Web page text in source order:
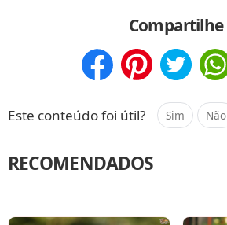
Compartilhe
Este conteúdo foi útil? Sim Não
RECOMENDADOS